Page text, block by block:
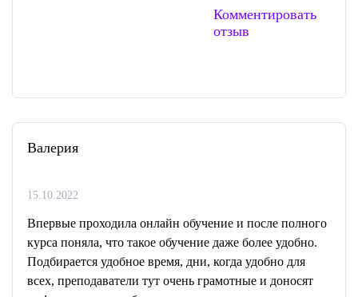
Комментировать
отзыв
Валерия
15.10.2022
Впервые проходила онлайн обучение и после полного
курса поняла, что такое обучение даже более удобно.
Подбирается удобное время, дни, когда удобно для
всех, преподаватели тут очень грамотные и доносят